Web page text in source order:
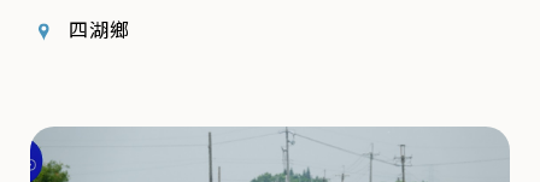
四湖鄉